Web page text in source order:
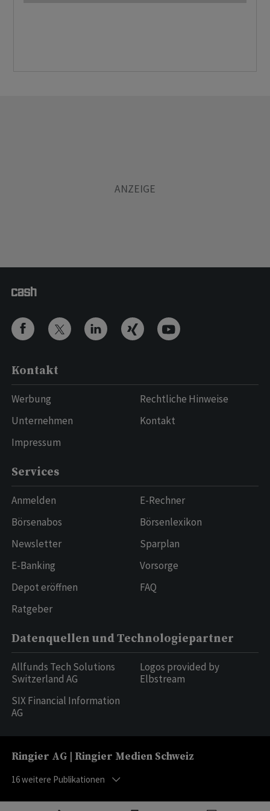
Kontakt
Werbung
Unternehmen
Impressum
Rechtliche Hinweise
Kontakt
Services
Anmelden
Börsenabos
Newsletter
E-Banking
Depot eröffnen
Ratgeber
E-Rechner
Börsenlexikon
Sparplan
Vorsorge
FAQ
Datenquellen und Technologiepartner
Allfunds Tech Solutions
Switzerland AG
SIX Financial Information
AG
Logos provided by
Elbstream
Ringier AG | Ringier Medien Schweiz
16weitere Publikationen